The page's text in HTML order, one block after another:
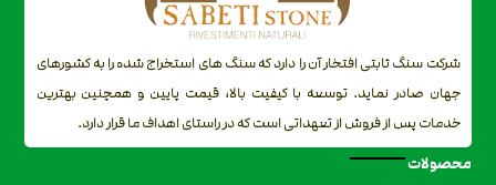
شرکت سنگ ثابتی افتخار آن را دارد که سنگ های استخراج شده را به کشورهای
جهان صادر نماید. توسعه با کیفیت بالا، قیمت پایین و همچنین بهترین
خدمات پس از فروش از تعهداتی است که در راستای اهداف ما قرار دارد.
محصولات